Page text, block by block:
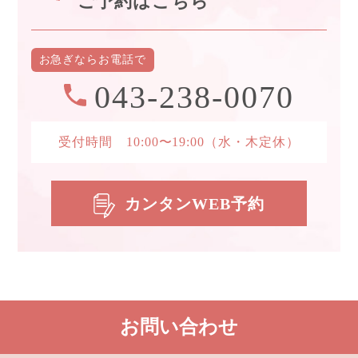
お急ぎなら お電話で
043-238-0070
受付時間 10:00〜19:00 （水・木定休）
カンタンWEB予約
お問い合わせ